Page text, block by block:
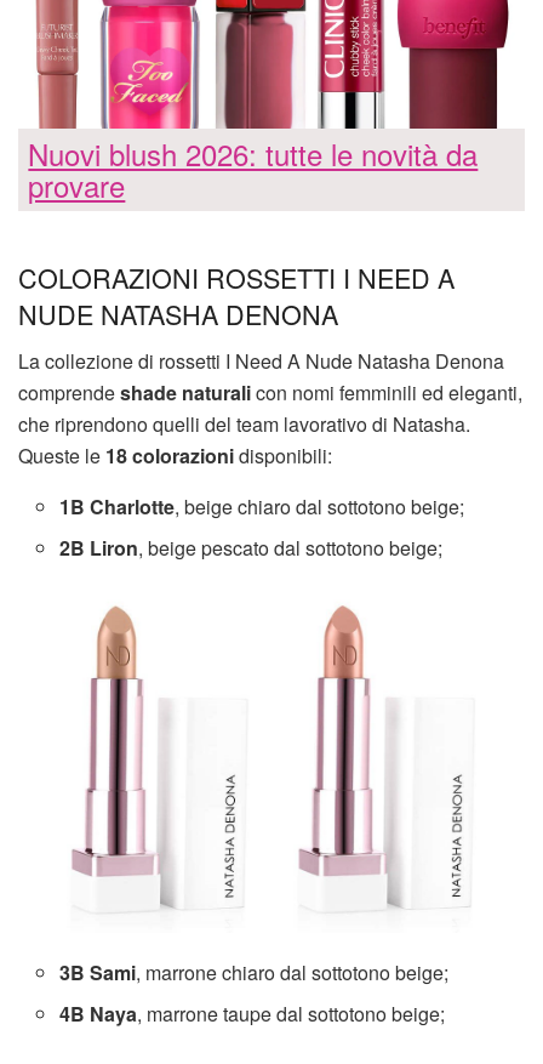
Nuovi blush 2026: tutte le novità da
provare
COLORAZIONI ROSSETTI I NEED A
NUDE NATASHA DENONA
La collezione di rossetti I Need A Nude Natasha Denona
comprendeshade naturalicon nomi femminili ed eleganti,
che riprendono quelli del team lavorativo di Natasha.
Queste le 18 colorazionidisponibili:
1B Charlotte, beige chiaro dal sottotono beige;
2B Liron, beige pescato dal sottotono beige;
3B Sami, marrone chiaro dal sottotono beige;
4B Naya, marrone taupe dal sottotono beige;